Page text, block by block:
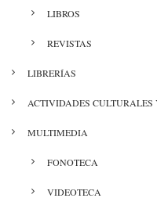
LIBROS
REVISTAS
LIBRERÍAS
ACTIVIDADES CULTURALES
MULTIMEDIA
FONOTECA
VIDEOTECA